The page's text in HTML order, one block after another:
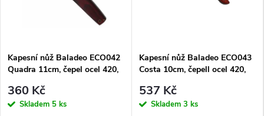
Kapesní nůž Baladeo ECO042
Quadra 11cm, čepel ocel 420,
360 Kč
Skladem 5 ks
Kapesní nůž Baladeo ECO043
Costa 10cm, čepell ocel 420,
537 Kč
Skladem 3 ks